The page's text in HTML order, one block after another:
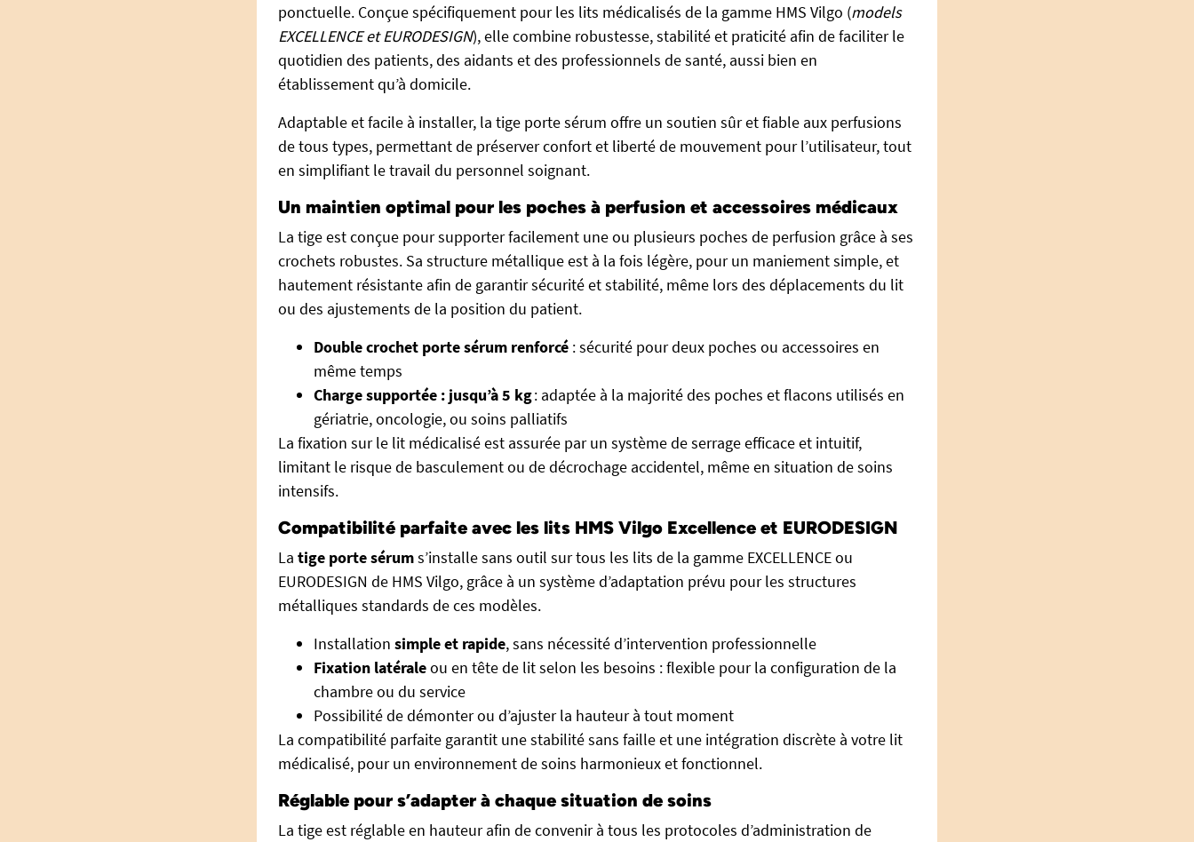
ponctuelle. Conçue spécifiquement pour les lits médicalisés de la gamme HMS Vilgo (models
EXCELLENCE et EURODESIGN), elle combine robustesse, stabilité et praticité afin de faciliter le
quotidien des patients, des aidants et des professionnels de santé, aussi bien en
établissement qu’à domicile.
Adaptable et facile à installer, la tige porte sérum offre un soutien sûr et fiable aux perfusions
de tous types, permettant de préserver confort et liberté de mouvement pour l’utilisateur, tout
en simplifiant le travail du personnel soignant.
Un maintien optimal pour les poches à perfusion et accessoires médicaux
La tige est conçue pour supporter facilement une ou plusieurs poches de perfusion grâce à ses
crochets robustes. Sa structure métallique est à la fois légère, pour un maniement simple, et
hautement résistante afin de garantir sécurité et stabilité, même lors des déplacements du lit
ou des ajustements de la position du patient.
Double crochet porte sérum renforcé : sécurité pour deux poches ou accessoires en
même temps
Charge supportée : jusqu’à 5 kg: adaptée à la majorité des poches et flacons utilisés en
gériatrie, oncologie, ou soins palliatifs
La fixation sur le lit médicalisé est assurée par un système de serrage efficace et intuitif,
limitant le risque de basculement ou de décrochage accidentel, même en situation de soins
intensifs.
Compatibilité parfaite avec les lits HMS Vilgo Excellence et EURODESIGN
La tige porte sérums’installe sans outil sur tous les lits de la gamme EXCELLENCE ou
EURODESIGN de HMS Vilgo, grâce à un système d’adaptation prévu pour les structures
métalliques standards de ces modèles.
Installation simple et rapide, sans nécessité d’intervention professionnelle
Fixation latéraleou en tête de lit selon les besoins : flexible pour la configuration de la
chambre ou du service
Possibilité de démonter ou d’ajuster la hauteur à tout moment
La compatibilité parfaite garantit une stabilité sans faille et une intégration discrète à votre lit
médicalisé, pour un environnement de soins harmonieux et fonctionnel.
Réglable pour s’adapter à chaque situation de soins
La tige est réglable en hauteur afin de convenir à tous les protocoles d’administration de